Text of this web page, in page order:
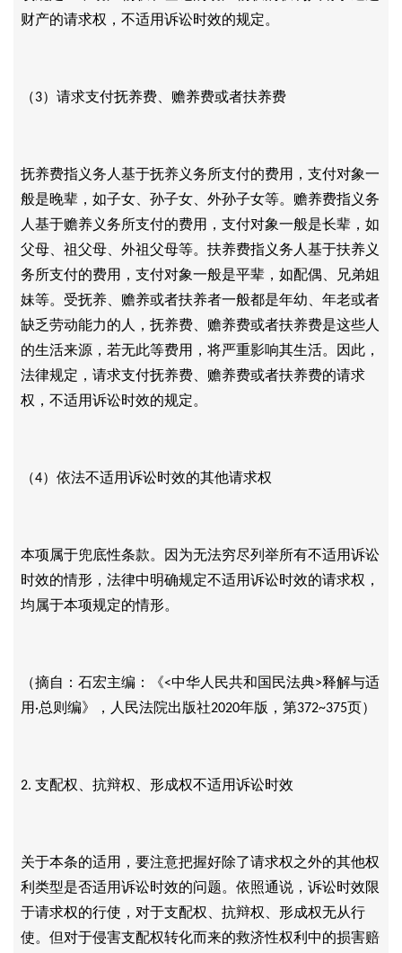
财产的请求权，不适用诉讼时效的规定。
（3）请求支付抚养费、赡养费或者扶养费
抚养费指义务人基于抚养义务所支付的费用，支付对象一
般是晚辈，如子女、孙子女、外孙子女等。赡养费指义务
人基于赡养义务所支付的费用，支付对象一般是长辈，如
父母、祖父母、外祖父母等。扶养费指义务人基于扶养义
务所支付的费用，支付对象一般是平辈，如配偶、兄弟姐
妹等。受抚养、赡养或者扶养者一般都是年幼、年老或者
缺乏劳动能力的人，抚养费、赡养费或者扶养费是这些人
的生活来源，若无此等费用，将严重影响其生活。因此，
法律规定，请求支付抚养费、赡养费或者扶养费的请求
权，不适用诉讼时效的规定。
（4）依法不适用诉讼时效的其他请求权
本项属于兜底性条款。因为无法穷尽列举所有不适用诉讼
时效的情形，法律中明确规定不适用诉讼时效的请求权，
均属于本项规定的情形。
（摘自：石宏主编：《<中华人民共和国民法典>释解与适
用 ·总则编》，人民法院出版社2020年版，第372~375页）
2.支配权、抗辩权、形成权不适用诉讼时效
关于本条的适用，要注意把握好除了请求权之外的其他权
利类型是否适用诉讼时效的问题。依照通说，诉讼时效限
于请求权的行使，对于支配权、抗辩权、形成权无从行
使。但对于侵害支配权转化而来的救济性权利中的损害赔